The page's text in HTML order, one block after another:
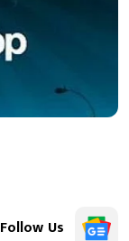
Follow Us